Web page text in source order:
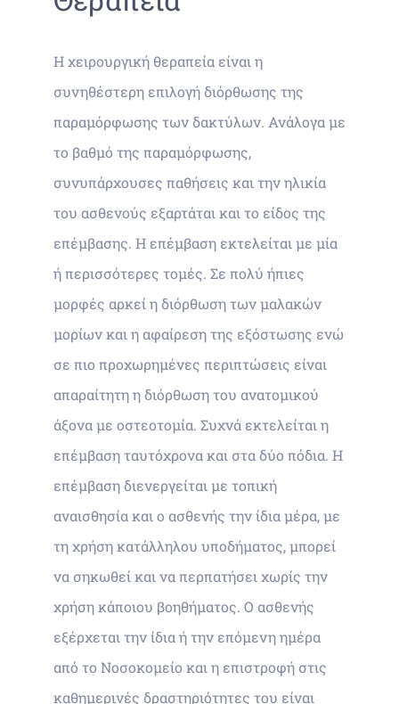
Η χειρουργική θεραπεία είναι η
συνηθέστερη επιλογή διόρθωσης της
παραμόρφωσης των δακτύλων. Ανάλογα με
το βαθμό της παραμόρφωσης,
συνυπάρχουσες παθήσεις και την ηλικία
του ασθενούς εξαρτάται και το είδος της
επέμβασης. Η επέμβαση εκτελείται με μία
ή περισσότερες τομές. Σε πολύ ήπιες
μορφές αρκεί η διόρθωση των μαλακών
μορίων και η αφαίρεση της εξόστωσης ενώ
σε πιο προχωρημένες περιπτώσεις είναι
απαραίτητη η διόρθωση του ανατομικού
άξονα με οστεοτομία. Συχνά εκτελείται η
επέμβαση ταυτόχρονα και στα δύο πόδια. Η
επέμβαση διενεργείται με τοπική
αναισθησία και ο ασθενής την ίδια μέρα, με
τη χρήση κατάλληλου υποδήματος, μπορεί
να σηκωθεί και να περπατήσει χωρίς την
χρήση κάποιου βοηθήματος. Ο ασθενής
εξέρχεται την ίδια ή την επόμενη ημέρα
από το Νοσοκομείο και η επιστροφή στις
καθημερινές δραστηριότητες του είναι